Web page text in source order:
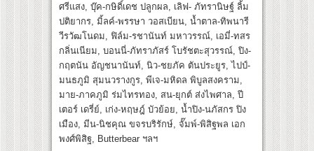
ศรีแสง, บุ๊ค-กษิดิ์เดช ปลูกผล, เลิฟ- ภัทรานิษฐ์ ลิ้ม
ปติยากร, มิ้ลค์-พรรษา วอสเบียน, น้ำตาล-ทิพนารี
วีรวัฒโนดม, ฟิล์ม-รชานันท์ มหาวรรณ์, เอมี่-ทสร
กลิ่นเนียม, บอนนี่-ภัทราภัสร์ โบรัชตะสุวรรณ์, ปิง-
กฤตนัน อัญชนานันท์, นิว-ชยภัค ตันประยูร, ไปป์-
มนธภูมิ สุมนวรางกูร, พีเจ-มหิดล พิบูลสงคราม,
มาย-ภาคภูมิ ร่มไทรทอง, สน-ยุกต์ ส่งไพศาล, ปี
เตอร์ เดรี่ย์, เก่ง-หฤษฎ์ บัวย้อย, น้ำปิง-นภัสกร ปิง
เมือง, มีน-นิชคุณ ขจรบริรักษ์, จั๊มพ์-พิสิฐพล เอก
พงศ์พิสิฐ, Butterbear ฯลฯ